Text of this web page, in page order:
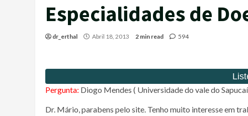
Especialidades de
dr_erthal Abril 18, 2013 2 min read 594
Pergunta: Diogo Mendes ( Universidade do vale do
Dr. Mário, parabens pelo site. Tenho muito interesse em